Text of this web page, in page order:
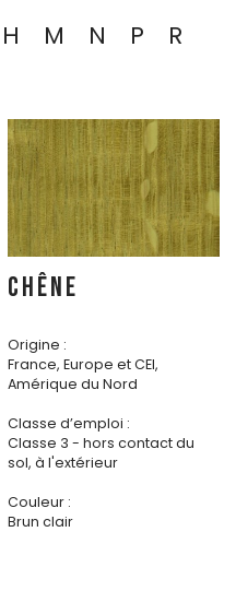
H M N P R
CHÊNE
Origine :
France, Europe et CEI,
Amérique du Nord
Classe d’emploi :
Classe 3 - hors contact du
sol, à l'extérieur
Couleur :
Brun clair